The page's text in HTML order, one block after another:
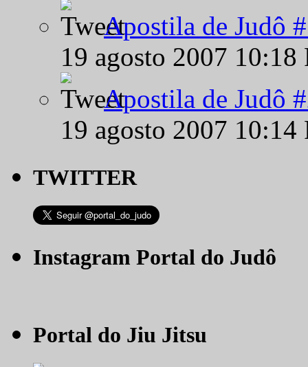
Apostila de Judô
19 agosto 2007
Apostila de Judô
19 agosto 2007
TWITTER
Instagram Portal do Judô
Portal do Jiu Jitsu